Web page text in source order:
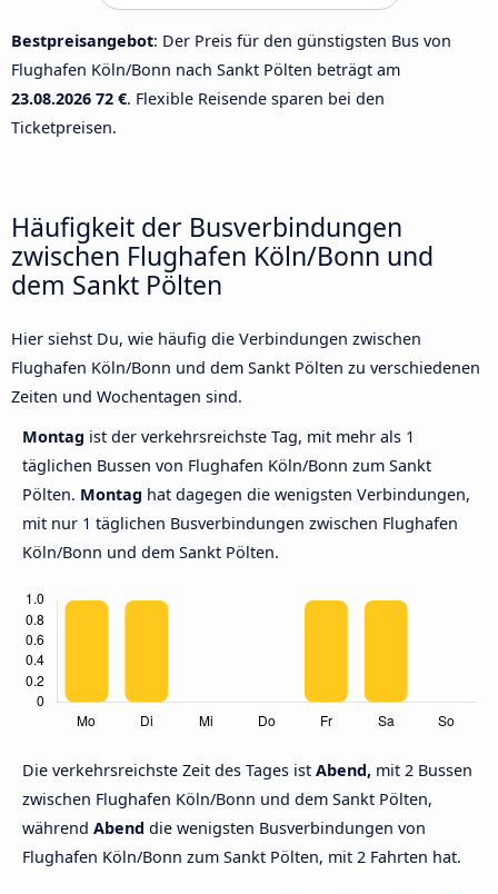
Bestpreisangebot: Der Preis für den günstigsten Bus von
Flughafen Köln/Bonn nach Sankt Pölten beträgt am
23.08.2026 72 €. Flexible Reisende sparen bei den
Ticketpreisen.
Häufigkeit der Busverbindungen
zwischen Flughafen Köln/Bonn und
dem Sankt Pölten
Hier siehst Du, wie häufig die Verbindungen zwischen
Flughafen Köln/Bonn und dem Sankt Pölten zu verschiedenen
Zeiten und Wochentagen sind.
Montag ist der verkehrsreichste Tag, mit mehr als 1
täglichen Bussen von Flughafen Köln/Bonn zum Sankt
Pölten. Montag hat dagegen die wenigsten Verbindungen,
mit nur 1 täglichen Busverbindungen zwischen Flughafen
Köln/Bonn und dem Sankt Pölten.
Die verkehrsreichste Zeit des Tages ist Abend, mit 2 Bussen
zwischen Flughafen Köln/Bonn und dem Sankt Pölten,
während Abend die wenigsten Busverbindungen von
Flughafen Köln/Bonn zum Sankt Pölten, mit 2 Fahrten hat.